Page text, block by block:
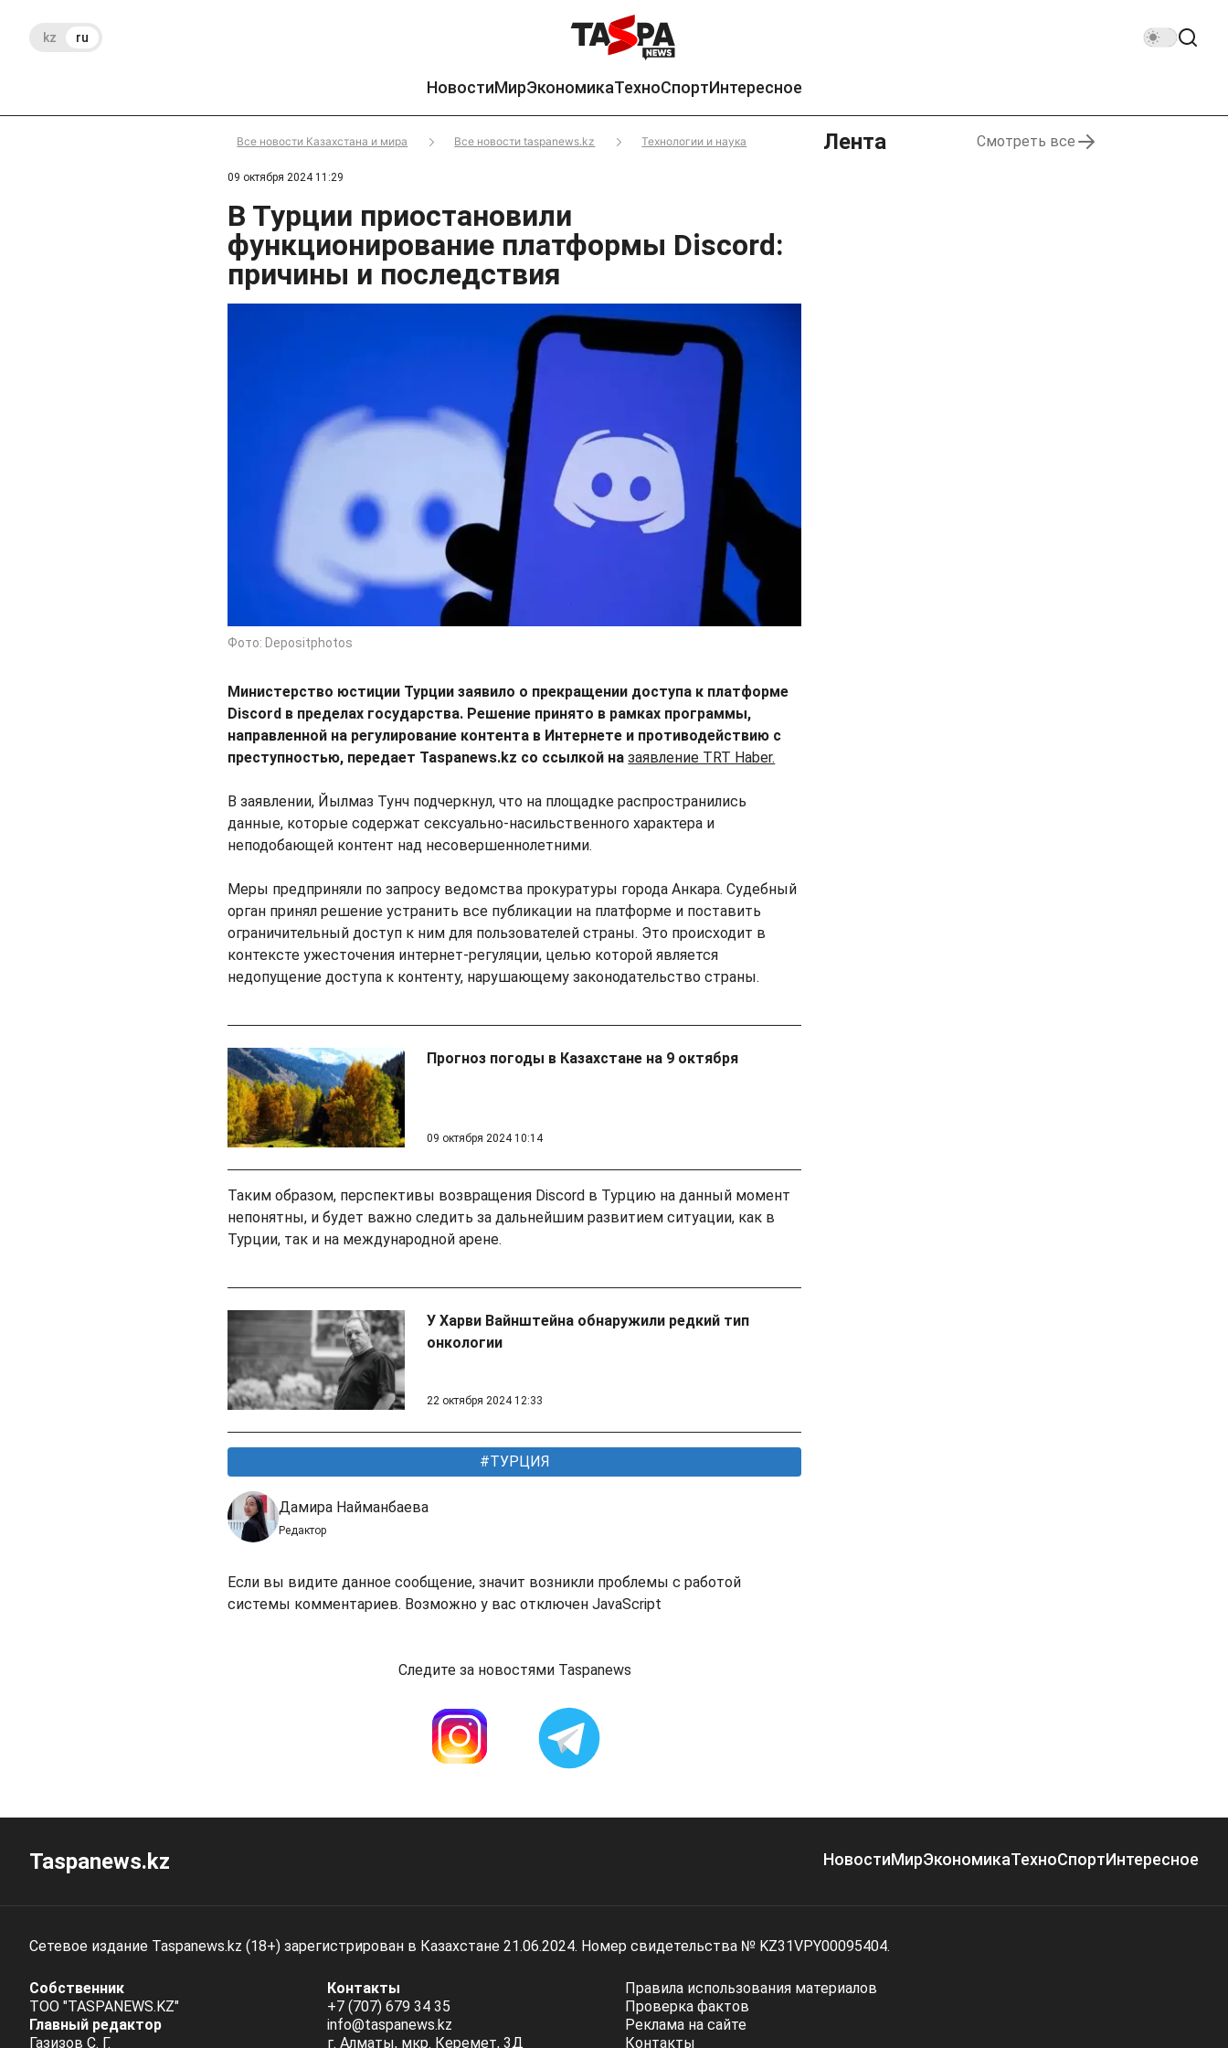
kz ru
НовостиМирЭкономикаТехноСпортИнтересное
Все новости Казахстана и мира Все новости taspanews.kz Технологии и наука
09 октября 2024 11:29
В Турции приостановили
функционирование платформы Discord:
причины и последствия
Фото: Depositphotos
Министерство юстиции Турции заявило о прекращении доступа к платформе
Discord в пределах государства. Решение принято в рамках программы,
направленной на регулирование контента в Интернете и противодействию с
преступностью, передает Taspanews.kz со ссылкой назаявление TRT Haber.
В заявлении, Йылмаз Тунч подчеркнул, что на площадке распространились
данные, которые содержат сексуально-насильственного характера и
неподобающей контент над несовершеннолетними.
Меры предприняли по запросу ведомства прокуратуры города Анкара. Судебный
орган принял решение устранить все публикации на платформе и поставить
ограничительный доступ к ним для пользователей страны. Это происходит в
контексте ужесточения интернет-регуляции, целью которой является
недопущение доступа к контенту, нарушающему законодательство страны.
Прогноз погоды в Казахстане на 9 октября
09 октября 2024 10:14
Таким образом, перспективы возвращения Discord в Турцию на данный момент
непонятны, и будет важно следить за дальнейшим развитием ситуации, как в
Турции, так и на международной арене.
У Харви Вайнштейна обнаружили редкий тип
онкологии
22 октября 2024 12:33
ТУРЦИЯ
Дамира Найманбаева
Редактор
Если вы видите данное сообщение, значит возникли проблемы с работой
системы комментариев. Возможно у вас отключен JavaScript
Следите за новостями Taspanews
Лента Смотреть все
Taspanews.kz НовостиМирЭкономикаТехноСпортИнтересное
Сетевое издание Taspanews.kz (18+) зарегистрирован в Казахстане 21.06.2024. Номер свидетельства № KZ31VPY00095404.
Собственник
ТОО "TASPANEWS.KZ"
Главный редактор
Газизов С. Г.
Контакты
+7 (707) 679 34 35
info@taspanews.kz
г. Алматы, мкр. Керемет, 3Д
Правила использования материалов
Проверка фактов
Реклама на сайте
Контакты